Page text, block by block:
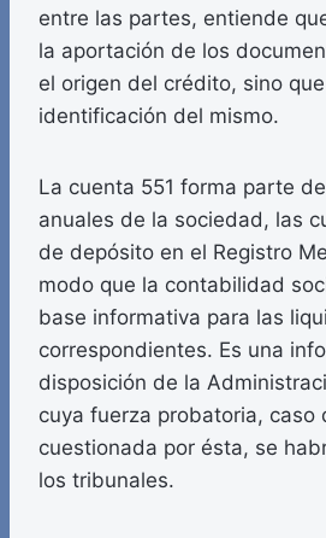
entre las partes, entiende
la aportación de los
el origen del crédito, sino
identificación del mismo.
La cuenta 551 forma parte
anuales de la sociedad, las
de depósito en el Registro
modo que la contabilidad
base informativa para las
correspondientes. Es una
disposición de la
cuya fuerza probatoria, caso
cuestionada por ésta, se
los tribunales.